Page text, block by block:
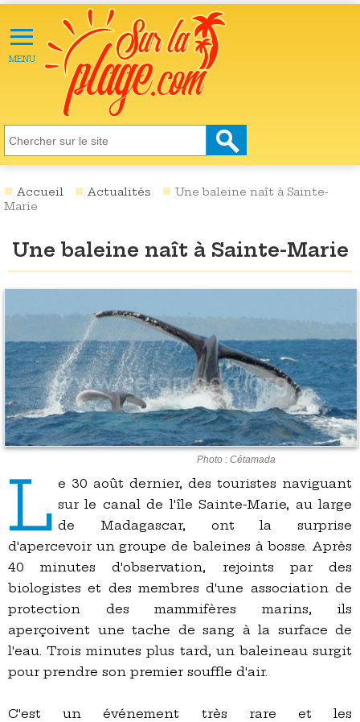
≡
MENU
ACTU
LOISIRS
NATURE
ÉCOLOGIE
SANTÉ
SOCIÉTÉ
CULTURE
VIDÉOS
Accueil Actualités
Une baleine naît à Sainte-
Marie
Une baleine naît à Sainte-Marie
Photo : Cétamada
L e 30 août dernier, des touristes naviguant
sur le canal de l'île Sainte-Marie, au large
de Madagascar, ont la surprise
d'apercevoir un groupe de baleines à bosse. Après
40 minutes d'observation, rejoints par des
biologistes et des membres d'une association de
protection des mammifères marins, ils
aperçoivent une tache de sang à la surface de
l'eau. Trois minutes plus tard, un baleineau surgit
pour prendre son premier souffle d'air.
C'est un événement très rare et les